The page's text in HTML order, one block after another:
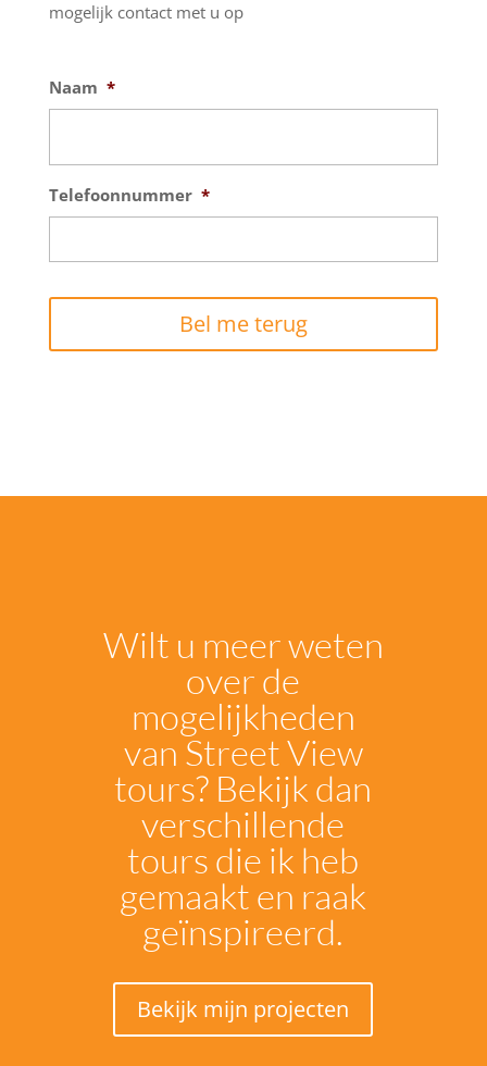
mogelijk contact met u op
Naam *
Telefoonnummer *
Wilt u meer weten
over de
mogelijkheden
van Street View
tours? Bekijk dan
verschillende
tours die ik heb
gemaakt en raak
geïnspireerd.
Bekijk mijn projecten